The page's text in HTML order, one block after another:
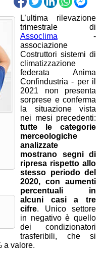
L’ultima rilevazione
trimestrale di
Assoclima -
associazione
Costruttori sistemi di
climatizzazione
federata Anima
Confindustria - per il
2021 non presenta
sorprese e conferma
la situazione vista
nei mesi precedenti:
tutte le categorie
merceologiche
analizzate
mostrano segni di
ripresa rispetto allo
stesso periodo del
2020, con aumenti
percentuali in
alcuni casi a tre
cifre. Unico settore
in negativo è quello
dei condizionatori
trasferibili, che si
a valore.